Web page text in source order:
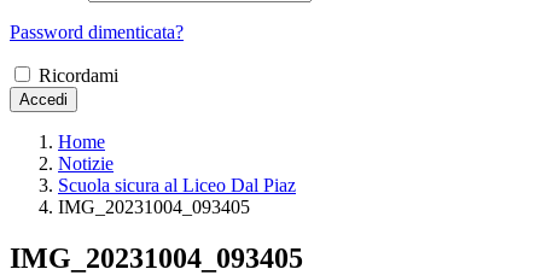
Password dimenticata?
Ricordami
Accedi
Home
Notizie
Scuola sicura al Liceo Dal Piaz
IMG_20231004_093405
IMG_20231004_093405